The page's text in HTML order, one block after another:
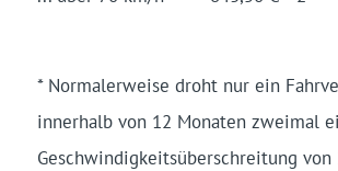
* Normalerweise droht nur ein
innerhalb von 12 Monaten zweimal
Geschwindigkeitsüberschreitung